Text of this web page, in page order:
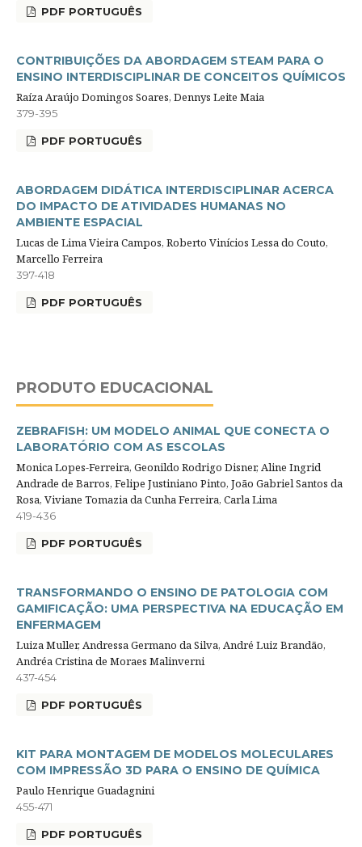
PDF PORTUGUÊS
CONTRIBUIÇÕES DA ABORDAGEM STEAM PARA O
ENSINO INTERDISCIPLINAR DE CONCEITOS QUÍMICOS
Raíza Araújo Domingos Soares, Dennys Leite Maia
379-395
PDF PORTUGUÊS
ABORDAGEM DIDÁTICA INTERDISCIPLINAR ACERCA
DO IMPACTO DE ATIVIDADES HUMANAS NO
AMBIENTE ESPACIAL
Lucas de Lima Vieira Campos, Roberto Vinícios Lessa do Couto,
Marcello Ferreira
397-418
PDF PORTUGUÊS
PRODUTO EDUCACIONAL
ZEBRAFISH: UM MODELO ANIMAL QUE CONECTA O
LABORATÓRIO COM AS ESCOLAS
Monica Lopes-Ferreira, Geonildo Rodrigo Disner, Aline Ingrid
Andrade de Barros, Felipe Justiniano Pinto, João Gabriel Santos da
Rosa, Viviane Tomazia da Cunha Ferreira, Carla Lima
419-436
PDF PORTUGUÊS
TRANSFORMANDO O ENSINO DE PATOLOGIA COM
GAMIFICAÇÃO: UMA PERSPECTIVA NA EDUCAÇÃO EM
ENFERMAGEM
Luiza Muller, Andressa Germano da Silva, André Luiz Brandão,
Andréa Cristina de Moraes Malinverni
437-454
PDF PORTUGUÊS
KIT PARA MONTAGEM DE MODELOS MOLECULARES
COM IMPRESSÃO 3D PARA O ENSINO DE QUÍMICA
Paulo Henrique Guadagnini
455-471
PDF PORTUGUÊS